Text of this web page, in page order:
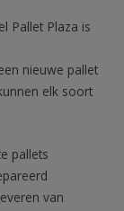
Pallet Plaza is
nieuwe pallet
elk soort
pallets
van